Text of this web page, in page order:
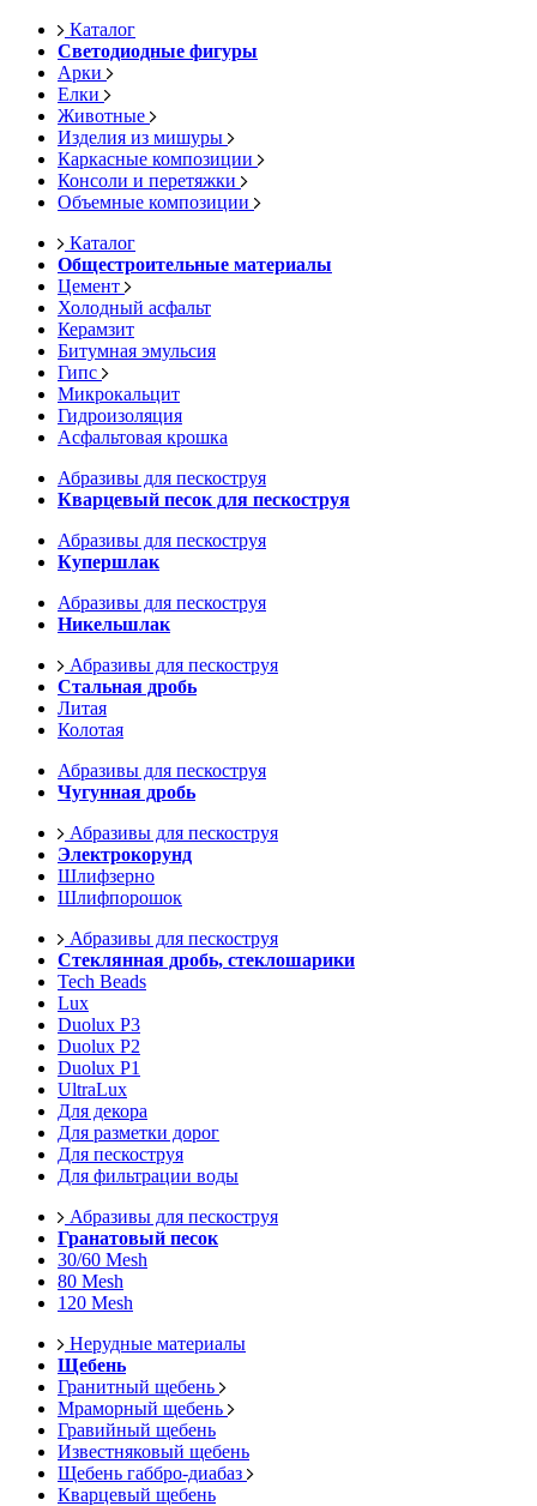
Каталог
Светодиодные фигуры
Арки
Елки
Животные
Изделия из мишуры
Каркасные композиции
Консоли и перетяжки
Объемные композиции
Каталог
Общестроительные материалы
Цемент
Холодный асфальт
Керамзит
Битумная эмульсия
Гипс
Микрокальцит
Гидроизоляция
Асфальтовая крошка
Абразивы для пескоструя
Кварцевый песок для пескоструя
Абразивы для пескоструя
Купершлак
Абразивы для пескоструя
Никельшлак
Абразивы для пескоструя
Стальная дробь
Литая
Колотая
Абразивы для пескоструя
Чугунная дробь
Абразивы для пескоструя
Электрокорунд
Шлифзерно
Шлифпорошок
Абразивы для пескоструя
Стеклянная дробь, стеклошарики
Tech Beads
Lux
Duolux P3
Duolux P2
Duolux P1
UltraLux
Для декора
Для разметки дорог
Для пескоструя
Для фильтрации воды
Абразивы для пескоструя
Гранатовый песок
30/60 Mesh
80 Mesh
120 Mesh
Нерудные материалы
Щебень
Гранитный щебень
Мраморный щебень
Гравийный щебень
Известняковый щебень
Щебень габбро-диабаз
Кварцевый щебень